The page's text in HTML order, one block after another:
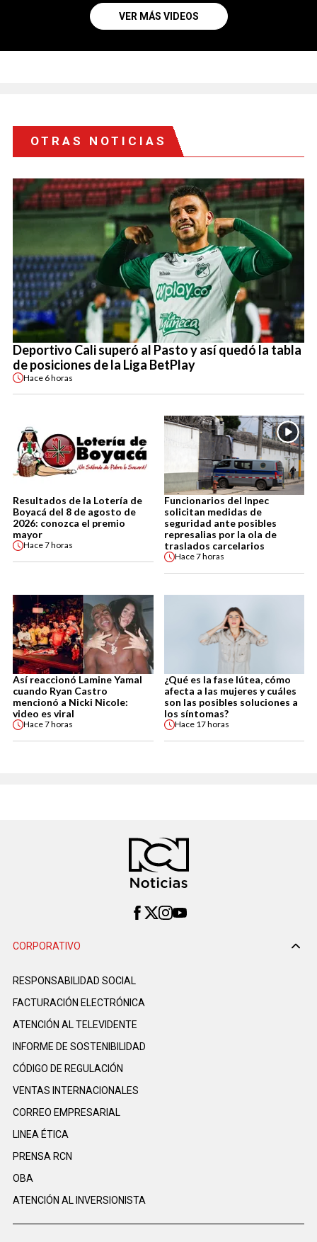
VER MÁS VIDEOS
OTRAS NOTICIAS
Deportivo Cali superó al Pasto y así quedó la tabla
de posiciones de la Liga BetPlay
Hace 6 horas
Resultados de la Lotería de
Boyacá del 8 de agosto de
2026: conozca el premio
mayor
Hace7 horas
Funcionarios del Inpec
solicitan medidas de
seguridad ante posibles
represalias por la ola de
traslados carcelarios
Hace7 horas
Así reaccionó Lamine Yamal
cuando Ryan Castro
mencionó a Nicki Nicole:
video es viral
Hace7 horas
¿Qué es la fase lútea, cómo
afecta a las mujeres y cuáles
son las posibles soluciones a
los síntomas?
Hace 17 horas
CORPORATIVO
RESPONSABILIDAD SOCIAL
FACTURACIÓN ELECTRÓNICA
ATENCIÓN AL TELEVIDENTE
INFORME DE SOSTENIBILIDAD
CÓDIGO DE REGULACIÓN
VENTAS INTERNACIONALES
CORREO EMPRESARIAL
LINEA ÉTICA
PRENSA RCN
OBA
ATENCIÓN AL INVERSIONISTA